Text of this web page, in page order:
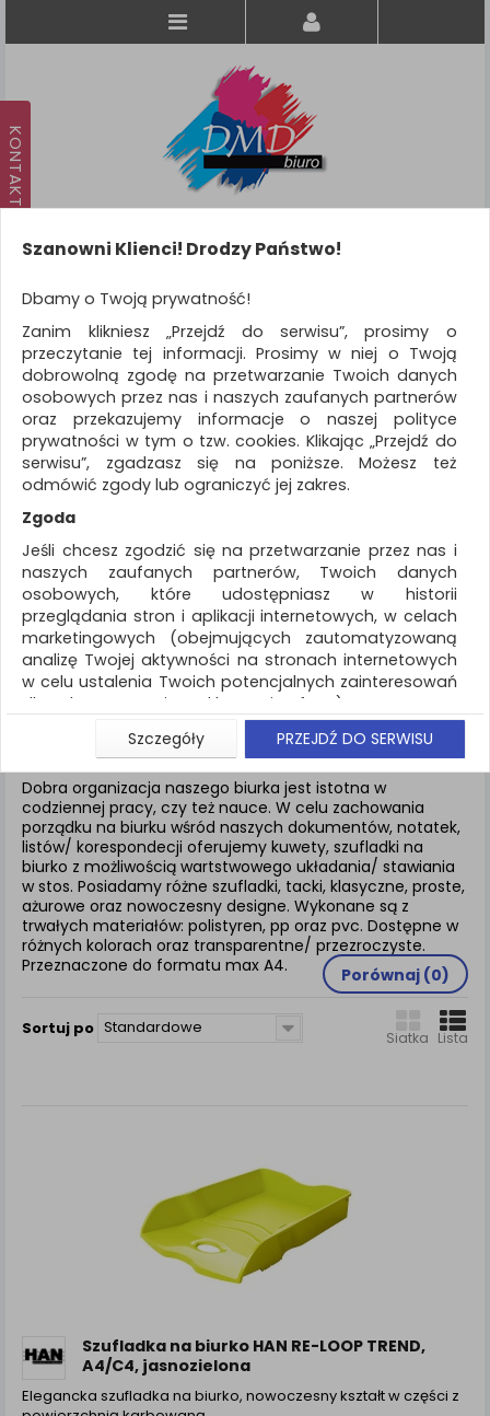
KATEGORIE
WSZYSTKIE KATEGORIE
FILTRY
Więcej
REKLAMA
AKTUALNOŚCI
Drobne akcesoria biurowe
Szufladki na
biurko
ZNALEZIONYCH PRODUKTÓW: 10
SZUFLADKI NA BIURKO
Dobra organizacja naszego biurka jest istotna w
codziennej pracy, czy też nauce. W celu zachowania
porządku na biurku wśród naszych dokumentów, notatek,
listów/ korespondecji oferujemy kuwety, szufladki na
biurko z możliwością wartstwowego układania/ stawiania
w stos. Posiadamy różne szufladki, tacki, klasyczne, proste,
ażurowe oraz nowoczesny designe. Wykonane są z
trwałych materiałów: polistyren, pp oraz pvc. Dostępne w
różnych kolorach oraz transparentne/ przezroczyste.
Przeznaczone do formatu max A4.
Porównaj (0)
Sortuj po Standardowe
Siatka Lista
Szufladka na biurko HAN RE-LOOP TREND,
A4/C4, jasnozielona
Elegancka szufladka na biurko, nowoczesny kształt w części z
Szanowni Klienci! Drodzy Państwo!
Dbamy o Twoją prywatność!
Zanim klikniesz „Przejdź do serwisu”, prosimy o
przeczytanie tej informacji. Prosimy w niej o Twoją
dobrowolną zgodę na przetwarzanie Twoich danych
osobowych przez nas i naszych zaufanych partnerów
oraz przekazujemy informacje o naszej polityce
prywatności w tym o tzw. cookies. Klikając „Przejdź do
serwisu”, zgadzasz się na poniższe. Możesz też
odmówić zgody lub ograniczyć jej zakres.
Zgoda
Jeśli chcesz zgodzić się na przetwarzanie przez nas i
naszych zaufanych partnerów, Twoich danych
osobowych, które udostępniasz w historii
przeglądania stron i aplikacji internetowych, w celach
marketingowych (obejmujących zautomatyzowaną
analizę Twojej aktywności na stronach internetowych
w celu ustalenia Twoich potencjalnych zainteresowań
dla dostosowania reklamy i oferty), w tym na
umieszczanie tzw. cookies na Twoich urządzeniach i
ich odczytywanie, kliknij przycisk „Przejdź do serwisu”.
Jeśli nie chcesz wyrazić zgody lub ograniczyć jej
zakres, kliknij „Szczegóły”, gdzie znajdziesz wszelkie
informacje o tym jak to zrobić . Te same informacje
znajdziesz także na podstronie z naszą polityką
prywatności obowiązującą od 25 maja 2018.
W przypadku użytkowników zalogowanych, aby
umożliwić prawidłową realizację Umowy z Państwem i
związane z tym prawidłowe działanie naszej strony
www, a w szczególności np. wysłanie potwierdzenia
zamówienia na Państwa email lub wyświetlenie
Państwu prawidłowych informacji o promocjach czy
cenach indywidualnych, ważna jest Państwa
Klauzula Informacyjna (rozwiń)
Lista Zaufanych Partnerów (rozwiń)
Szczegóły PRZEJDŹ DO SERWISU